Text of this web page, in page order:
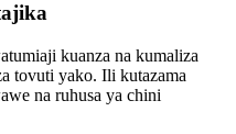
kuanza na kumaliza
tovuti yako. Ili kutazama
na ruhusa ya chini